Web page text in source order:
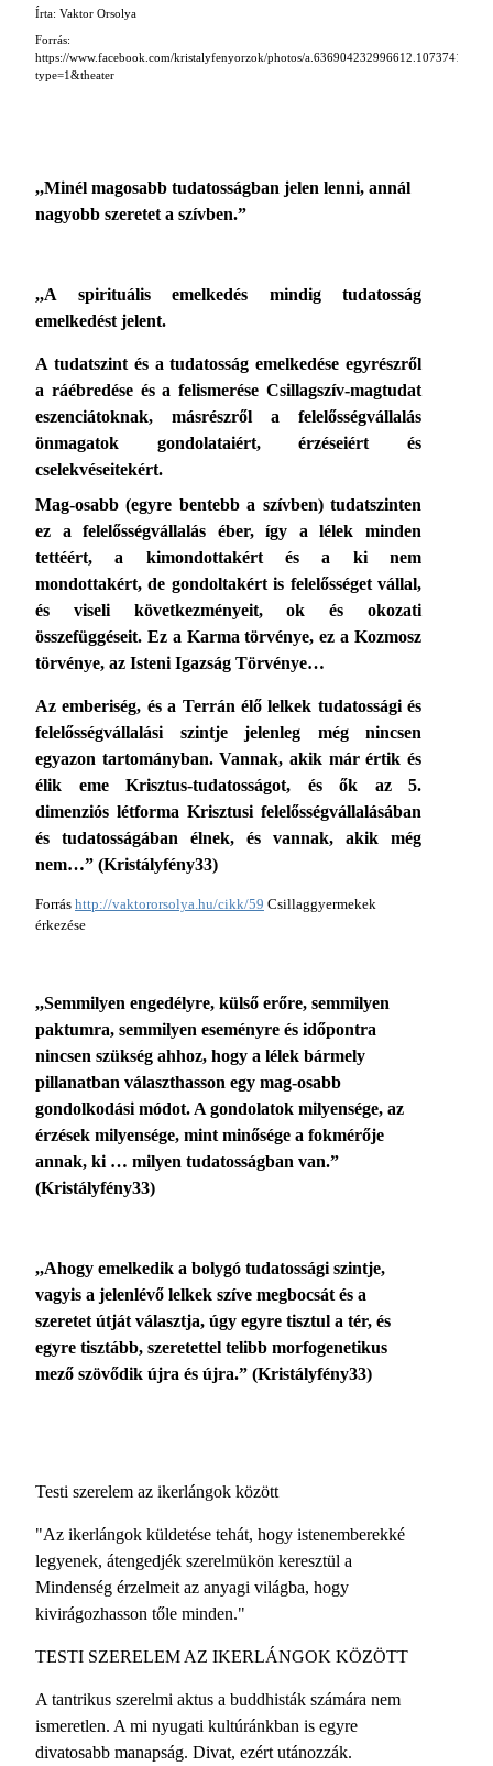
Írta: Vaktor Orsolya
Forrás:
https://www.facebook.com/kristalyfenyorzok/photos/
type=1&theater
,,Minél magosabb tudatosságban jelen lenni, annál
nagyobb szeretet a szívben.”
,,A spirituális emelkedés mindig tudatosság
emelkedést jelent.
A tudatszint és a tudatosság emelkedése egyrészről
a ráébredése és a felismerése Csillagszív-magtudat
eszenciátoknak, másrészről a felelősségvállalás
önmagatok gondolataiért, érzéseiért és
cselekvéseitekért.
Mag-osabb (egyre bentebb a szívben) tudatszinten
ez a felelősségvállalás éber, így a lélek minden
tettéért, a kimondottakért és a ki nem
mondottakért, de gondoltakért is felelősséget vállal,
és viseli következményeit, ok és okozati
összefüggéseit. Ez a Karma törvénye, ez a Kozmosz
törvénye, az Isteni Igazság Törvénye…
Az emberiség, és a Terrán élő lelkek tudatossági és
felelősségvállalási szintje jelenleg még nincsen
egyazon tartományban. Vannak, akik már értik és
élik eme Krisztus-tudatosságot, és ők az 5.
dimenziós létforma Krisztusi felelősségvállalásában
és tudatosságában élnek, és vannak, akik még
nem…” (Kristályfény33)
Forrás http://vaktororsolya.hu/cikk/59 Csillaggyermekek
érkezése
,,Semmilyen engedélyre, külső erőre, semmilyen
paktumra, semmilyen eseményre és időpontra
nincsen szükség ahhoz, hogy a lélek bármely
pillanatban választhasson egy mag-osabb
gondolkodási módot. A gondolatok milyensége, az
érzések milyensége, mint minősége a fokmérője
annak, ki … milyen tudatosságban van.”
(Kristályfény33)
,,Ahogy emelkedik a bolygó tudatossági szintje,
vagyis a jelenlévő lelkek szíve megbocsát és a
szeretet útját választja, úgy egyre tisztul a tér, és
egyre tisztább, szeretettel telibb morfogenetikus
mező szövődik újra és újra.” (Kristályfény33)
Testi szerelem az ikerlángok között
"Az ikerlángok küldetése tehát, hogy istenemberekké
legyenek, átengedjék szerelmükön keresztül a
Mindenség érzelmeit az anyagi világba, hogy
kivirágozhasson tőle minden."
TESTI SZERELEM AZ IKERLÁNGOK KÖZÖTT
A tantrikus szerelmi aktus a buddhisták számára nem
ismeretlen. A mi nyugati kultúránkban is egyre
divatosabb manapság. Divat, ezért utánozzák.